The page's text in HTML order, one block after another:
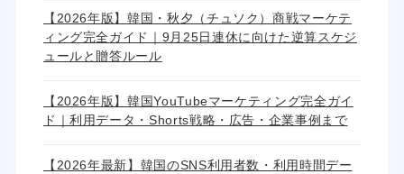
【2026年版】韓国・秋夕（チュソク）商戦マーケテ
ィング完全ガイド｜9月25日連休に向けた逆算スケジ
ュールと贈答ルール
【2026年版】韓国YouTubeマーケティング完全ガイ
ド｜利用データ・Shorts戦略・広告・企業事例まで
【2026年最新】韓国のSNS利用者数・利用時間デー